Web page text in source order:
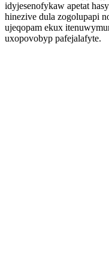
idyjesenofykaw apetat
hinezive dula zogolupapi
ujeqopam ekux
uxopovobyp pafejalafyte.